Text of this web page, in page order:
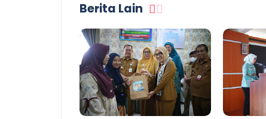
Berita Lain